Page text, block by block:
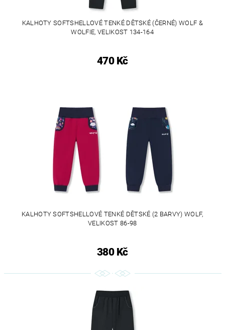
KALHOTY SOFTSHELLOVÉ TENKÉ DĚTSKÉ (ČERNÉ) WOLF &
WOLFIE, VELIKOST 134-164
470 Kč
KALHOTY SOFTSHELLOVÉ TENKÉ DĚTSKÉ (2 BARVY) WOLF,
VELIKOST 86-98
380 Kč